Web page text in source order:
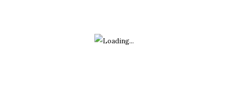
empezamos a pensar en sostenibilidad real?